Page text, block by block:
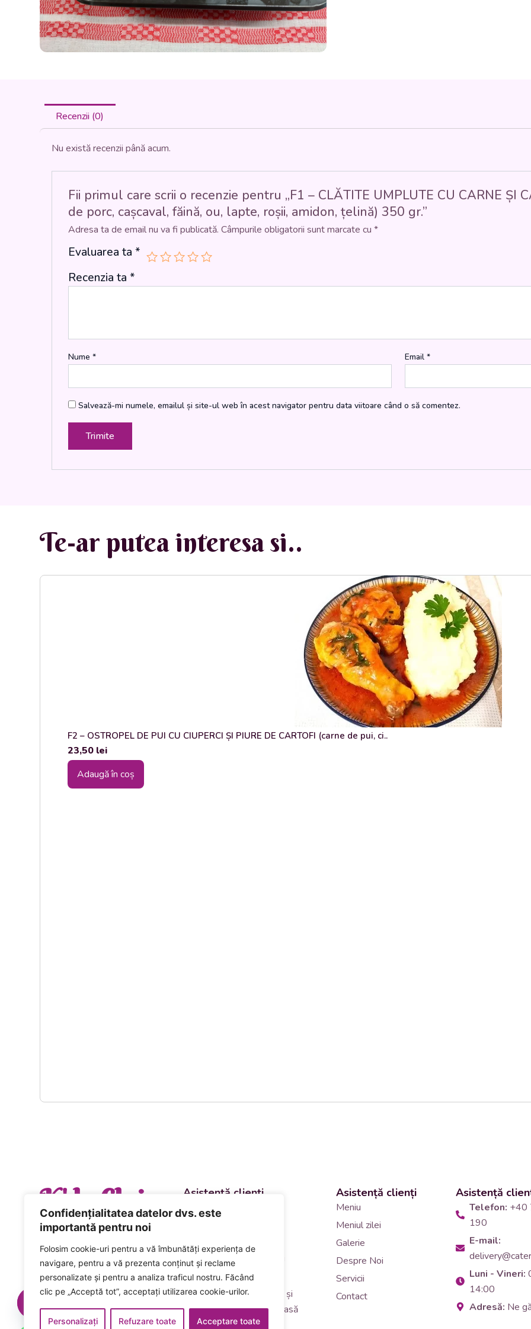
Confidențialitatea datelor dvs. este
importantă pentru noi
Folosim cookie-uri pentru a vă îmbunătăți experiența de
navigare, pentru a vă prezenta conținut și reclame
personalizate și pentru a analiza traficul nostru. Făcând
clic pe „Acceptă tot”, acceptați utilizarea cookie-urilor.
Personalizați Refuzare toate Acceptare toate
CLĂTITE
UMPLUTE
CU
CARNE
ou,
roșii,
amidon,
țelină)
350
Recenzii (0)
Nu există recenzii până acum.
Fii primul care scrii o recenzie pentru „F1 – CLĂTITE UMPLUTE CU CARNE ȘI
de porc, cașcaval, făină, ou, lapte, roșii, amidon, țelină) 350 gr.”
Adresa ta de email nu va fi publicată. Câmpurile obligatorii sunt marcate cu *
Evaluarea ta *
Recenzia ta *
Nume * Email*
Salvează-mi numele, emailul și site-ul web în acest navigator pentru data viitoare când o să comentez.
Te-ar putea interesa si..
F2 – OSTROPEL DE PUI CU CIUPERCI ȘI PIURE DE CARTOFI (carne de pui, ci..
23,50 lei
Adaugă în coș
K' la Cluj Asistență clienți
Departament vânzări și
Comenzi și livrări catering
+40 746 223 190
Acceptăm plata numerar și
card inclusiv carduri de masă
Asistență clienți
Meniu
Meniul zilei
Galerie
Despre Noi
Servicii
Contact
Asistență
Telefon: +40
190
E-mail:
Luni - Vineri:
14:00
Adresă: Ne